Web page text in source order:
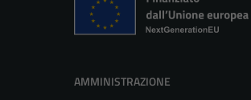
AMMINISTRAZIONE